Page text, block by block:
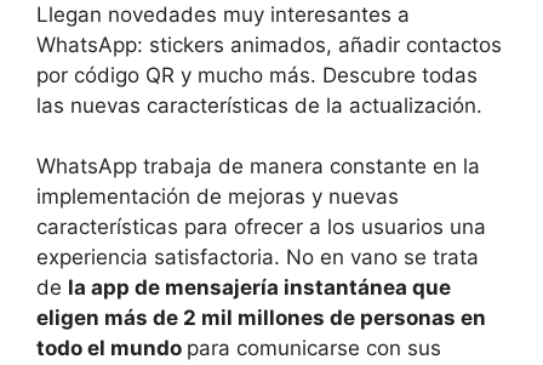
Llegan novedades muy interesantes a
WhatsApp: stickers animados, añadir contactos
por código QR y mucho más. Descubre todas
las nuevas características de la actualización.
WhatsApp trabaja de manera constante en la
implementación de mejoras y nuevas
características para ofrecer a los usuarios una
experiencia satisfactoria. No en vano se trata
de la app de mensajería instantánea que
eligen más de 2 mil millones de personas en
todo el mundo para comunicarse con sus